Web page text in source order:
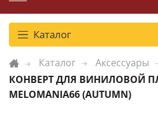
Каталог
Каталог Аксессуары
КОНВЕРТ ДЛЯ ВИНИЛОВОЙ
MELOMANIA66 (AUTUMN)